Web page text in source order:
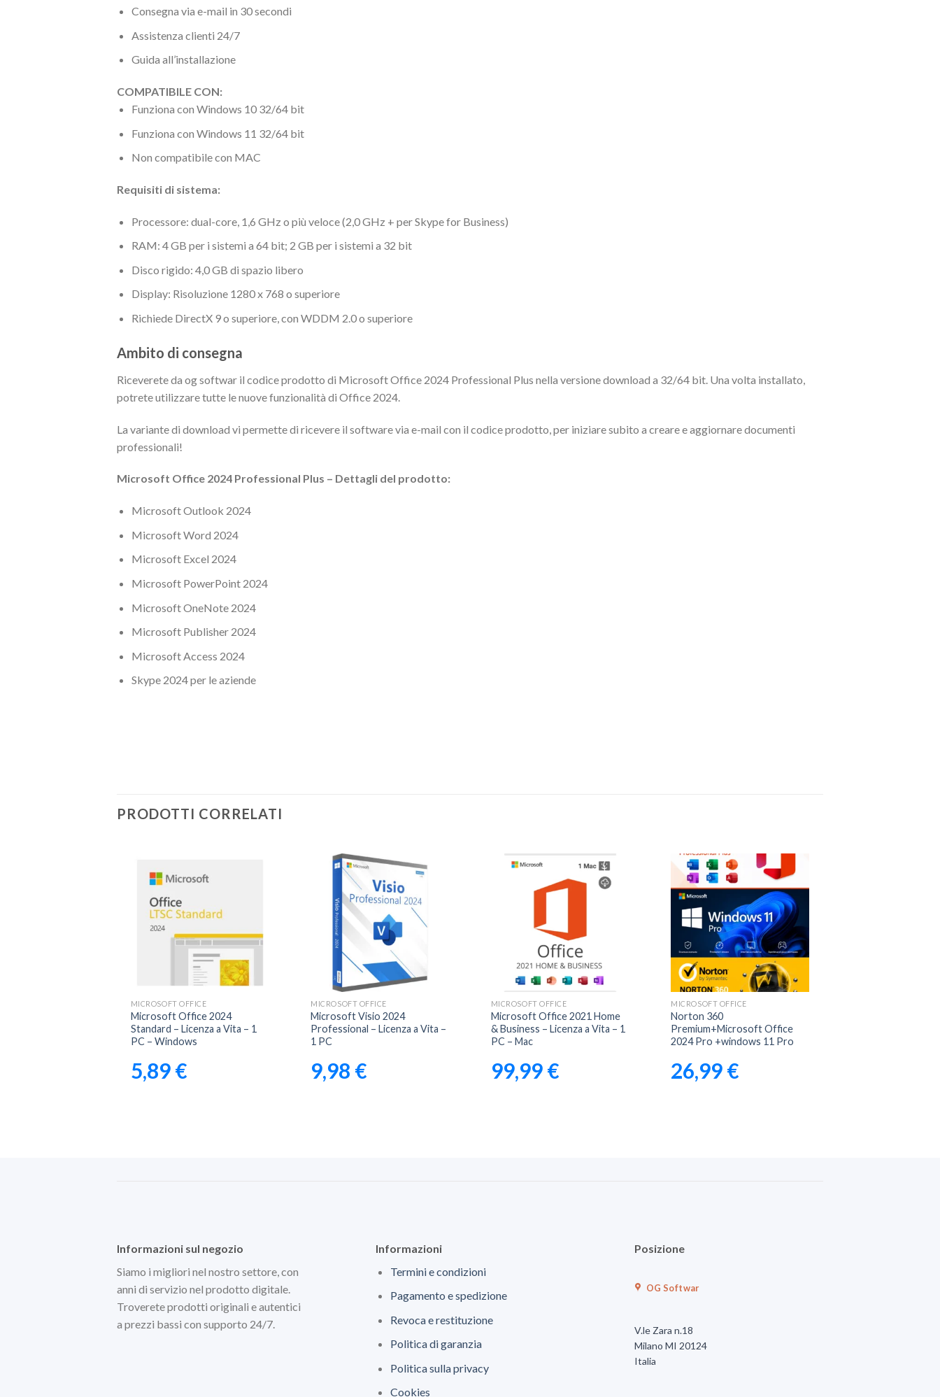
Consegna via e-mail in 30 secondi
Assistenza clienti 24/7
Guida all’installazione
COMPATIBILE CON:
Funziona con Windows 10 32/64 bit
Funziona con Windows 11 32/64 bit
Non compatibile con MAC
Requisiti di sistema:
Processore: dual-core, 1,6 GHz o più veloce (2,0 GHz + per Skype for Business)
RAM: 4 GB per i sistemi a 64 bit; 2 GB per i sistemi a 32 bit
Disco rigido: 4,0 GB di spazio libero
Display: Risoluzione 1280 x 768 o superiore
Richiede DirectX 9 o superiore, con WDDM 2.0 o superiore
Ambito di consegna
Riceverete da og softwar il codice prodotto di Microsoft Office 2024 Professional Plus nella versione download a 32/64 bit. Una volta installato,
potrete utilizzare tutte le nuove funzionalità di Office 2024.
La variante di download vi permette di ricevere il software via e-mail con il codice prodotto, per iniziare subito a creare e aggiornare documenti
professionali!
Microsoft Office 2024 Professional Plus – Dettagli del prodotto:
Microsoft Outlook 2024
Microsoft Word 2024
Microsoft Excel 2024
Microsoft PowerPoint 2024
Microsoft OneNote 2024
Microsoft Publisher 2024
Microsoft Access 2024
Skype 2024 per le aziende
PRODOTTI CORRELATI
Aggiungi
alla lista
dei
desideri
MICROSOFT OFFICE
Microsoft Office 2024
Standard – Licenza a Vita – 1
PC – Windows
5,89€
desideri
MICROSOFT OFFICE
Microsoft Visio 2024
Professional – Licenza a Vita –
1 PC
9,98 €
Aggiungi
desideri
MICROSOFT OFFICE
Microsoft Office 2021 Home
& Business – Licenza a Vita – 1
PC – Mac
99,99€
Aggiungi
alla lista
dei
desideri
MICROSOFT OFFICE
Norton 360
Premium+Microsoft Office
2024 Pro +windows 11 Pro
26,99€
Informazioni sul negozio
Siamo i migliori nel nostro settore, con
anni di servizio nel prodotto digitale.
Troverete prodotti originali e autentici
a prezzi bassi con supporto 24/7.
Informazioni
Termini e condizioni
Pagamento e spedizione
Revoca e restituzione
Politica di garanzia
Politica sulla privacy
Cookies
Posizione
OG Softwar
V.le Zara n.18
Milano MI 20124
Italia